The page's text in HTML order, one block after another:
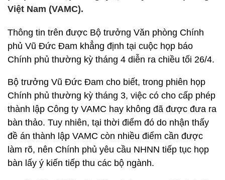
Việt Nam (VAMC).
Thông tin trên được Bộ trưởng Văn phòng Chính
phủ Vũ Đức Đam khẳng định tại cuộc họp báo
Chính phủ thường kỳ tháng 4 diễn ra chiều tối 26/4.
Bộ trưởng Vũ Đức Đam cho biết, trong phiên họp
Chính phủ thường kỳ tháng 3, việc có cho cấp phép
thành lập Công ty VAMC hay không đã được đưa ra
bàn thảo. Tuy nhiên, tại thời điểm đó do nhận thấy
đề án thành lập VAMC còn nhiều điểm cần được
làm rõ, nên Chính phủ yêu cầu NHNN tiếp tục họp
bàn lấy ý kiến tiếp thu các bộ ngành.